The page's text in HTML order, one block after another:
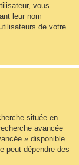
vous
leur nom
de votre
située en
avancée
» disponible
peut dépendre des